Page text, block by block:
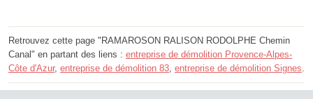
Retrouvez cette page "RAMAROSON RALISON RODOLPHE Chemin
Canal" en partant des liens : entreprise de démolition Provence-Alpes-
Côte d'Azur, entreprise de démolition 83, entreprise de démolition Signes.